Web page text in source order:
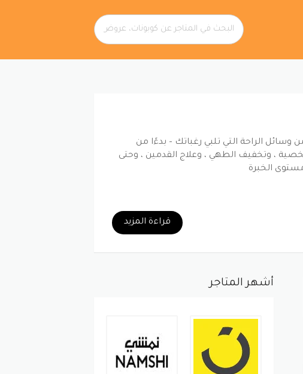
قراءة المزيد
قدم مربع ، على العديد من وسائل الراحة التي تلبي رغباتك – بدءًا من
، وتخفيف الطهي ، وعلاج القدمين ، وحتى
الخبرة
أشهر المتاجر